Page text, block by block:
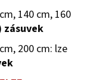
140 cm, 160
zásuvek
200 cm: lze